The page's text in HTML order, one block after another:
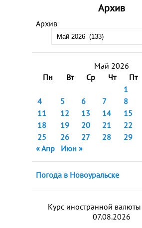
Архив
Архив
Май 2026
Пн
Вт Ср Чт Пт
1
4
5 6 7 8
11
12 13 14 15
18
19 20 21 22
25
26 27 28 29
« Апр
Июн »
Погода в Новоуральске
Курс иностранной
07.08.2026